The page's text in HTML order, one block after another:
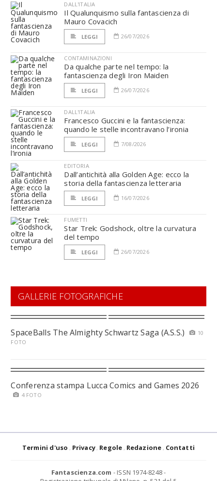
DALL'ITALIA
Il Qualunquismo sulla fantascienza di
Mauro Covacich
LEGGI 26/07/2026
CONTAMINAZIONI
Da qualche parte nel tempo: la
fantascienza degli Iron Maiden
LEGGI 26/07/2026
DALL'ITALIA
Francesco Guccini e la fantascienza:
quando le stelle incontravano l’ironia
LEGGI 7/08/2026
EDITORIA
Dall’antichità alla Golden Age: ecco la
storia della fantascienza letteraria
LEGGI 16/07/2026
FUMETTI
Star Trek: Godshock, oltre la curvatura
del tempo
LEGGI 26/07/2026
GALLERIE FOTOGRAFICHE
SpaceBalls The Almighty Schwartz Saga (A.S.S.)
10
FOTO
Conferenza stampa Lucca Comics and Games 2026
4 FOTO
Termini d'uso Privacy Regole Redazione Contatti
Fantascienza.com - ISSN 1974-8248 -